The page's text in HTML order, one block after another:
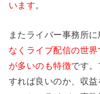
います。
またライバー事務所に
なくライブ配信の世
が多いのも特徴です。
すれば良いのか、収